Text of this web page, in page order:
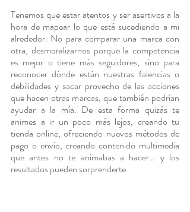
Tenemos que estar atentos y ser asertivos a la
hora de mapear lo que está sucediendo a mi
alrededor. No para comparar una marca con
otra, desmoralizarnos porque la competencia
es mejor o tiene más seguidores, sino para
reconocer dónde están nuestras falencias o
debilidades y sacar provecho de las acciones
que hacen otras marcas, que también podrían
ayudar a la mía. De esta forma quizás te
animes a ir un poco más lejos, creando tu
tienda online, ofreciendo nuevos métodos de
pago o envío, creando contenido multimedia
que antes no te animabas a hacer… y los
resultados pueden sorprenderte.